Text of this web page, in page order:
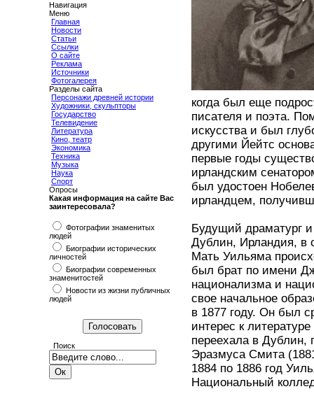
Навигация
Меню
Главная
Новости
Статьи
Ссылки
О сайте
Реклама
Источники
Фотогалерея
Разделы сайта
Персонажи древней истории
Художники, скульпторы
Государство
Телевидение
Литература
Кино, театр
Экономика
Техника
Музыка
Наука
Спорт
Опросы
Какая информация на сайте Вас
заинтересовала?
Фотографии знаменитых
людей
Биографии исторических
личностей
Биографии современных
знаменитостей
Новости из жизни публичных
людей
Поиск
когда был еще
писателя и поэта.
искусства и был
другими Йейтс
первые годы
ирландским
был удостоен
ирландцем,
Будущий драматург
Дублин, Ирландия, в
Мать Уильяма
был брат по имени
национализма и
свое начальное
в 1877 году. Он был
интерес к
переехала в Дублин,
Эразмуса Смита
1884 по 1886 год
Национальный